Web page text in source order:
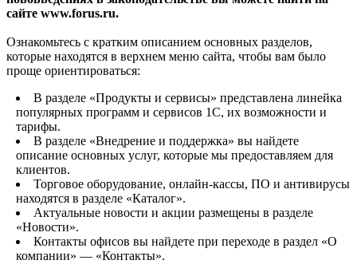
сайте www.forus.ru.
Ознакомьтесь с кратким описанием основных разделов,
которые находятся в верхнем меню сайта, чтобы вам было
проще ориентироваться:
В разделе «Продукты и сервисы» представлена линейка
популярных программ и сервисов 1С, их возможности и
тарифы.
В разделе «Внедрение и поддержка» вы найдете
описание основных услуг, которые мы предоставляем для
клиентов.
Торговое оборудование, онлайн-кассы, ПО и антивирусы
находятся в разделе «Каталог».
Актуальные новости и акции размещены в разделе
«Новости».
Контакты офисов вы найдете при переходе в раздел «О
компании» — «Контакты».